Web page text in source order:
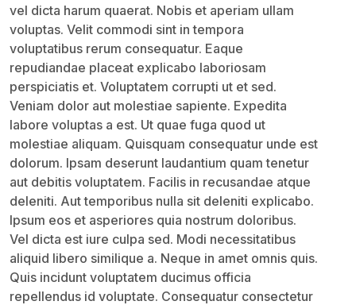
vel dicta harum quaerat. Nobis et aperiam ullam
voluptas. Velit commodi sint in tempora
voluptatibus rerum consequatur. Eaque
repudiandae placeat explicabo laboriosam
perspiciatis et. Voluptatem corrupti ut et sed.
Veniam dolor aut molestiae sapiente. Expedita
labore voluptas a est. Ut quae fuga quod ut
molestiae aliquam. Quisquam consequatur unde est
dolorum. Ipsam deserunt laudantium quam tenetur
aut debitis voluptatem. Facilis in recusandae atque
deleniti. Aut temporibus nulla sit deleniti explicabo.
Ipsum eos et asperiores quia nostrum doloribus.
Vel dicta est iure culpa sed. Modi necessitatibus
aliquid libero similique a. Neque in amet omnis quis.
Quis incidunt voluptatem ducimus officia
repellendus id voluptate. Consequatur consectetur